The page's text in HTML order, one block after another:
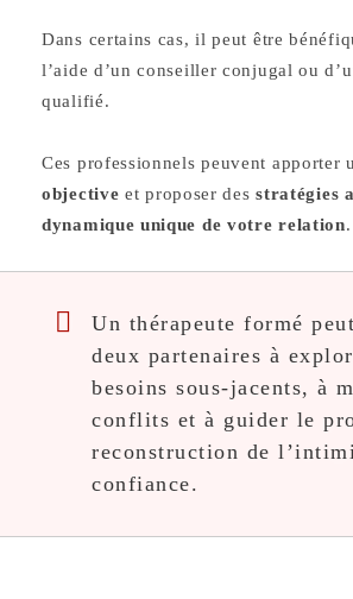
Dans certains cas, il peut être
l’aide d’un conseiller conjugal ou
qualifié.
Ces professionnels peuvent apporter
objective et proposer desstratégies
dynamique unique de votre relation.
Un thérapeute formé
deux partenaires à
besoins sous-jacents, à
conflits et à guider le
reconstruction de
confiance.